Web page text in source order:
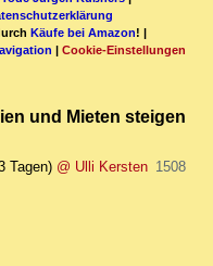
Käufe bei Amazon! |
| Cookie-Einstellungen
und Mieten steigen
Tagen) @ Ulli Kersten 1508